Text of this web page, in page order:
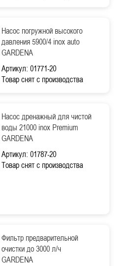
Насос погружной высокого
давления 5900/4 inox auto
GARDENA
Артикул: 01771-20
Товар снят с производства
Насос дренажный для чистой
воды 21000 inox Premium
GARDENA
Артикул: 01787-20
Товар снят с производства
Фильтр предварительной
очистки до 3000 л/ч
GARDENA